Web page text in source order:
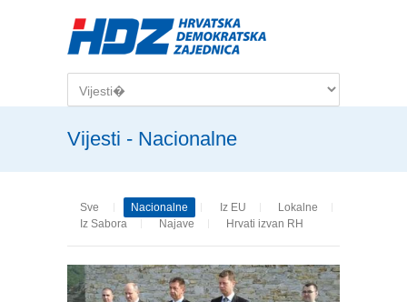
Vijesti - Nacionalne
Sve Nacionalne Iz EU
Lokalne
Iz Sabora
Najave Hrvati izvan RH
Pages